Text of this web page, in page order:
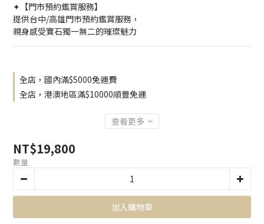
✦【門市預約鑑賞服務】
提供台中/高雄門市預約鑑賞服務，
親身感受寶石獨一無二的璀璨魅力
全店，國內滿$5000免運費
全店，港澳地區滿$10000順豐免運
查看更多
NT$19,800
數量
加入購物車